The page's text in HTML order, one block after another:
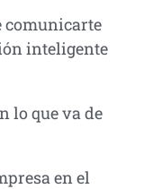
comunicarte
inteligente
lo que va de
en el